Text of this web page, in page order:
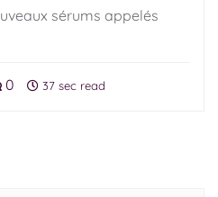
sérums appelés
0 37 sec read